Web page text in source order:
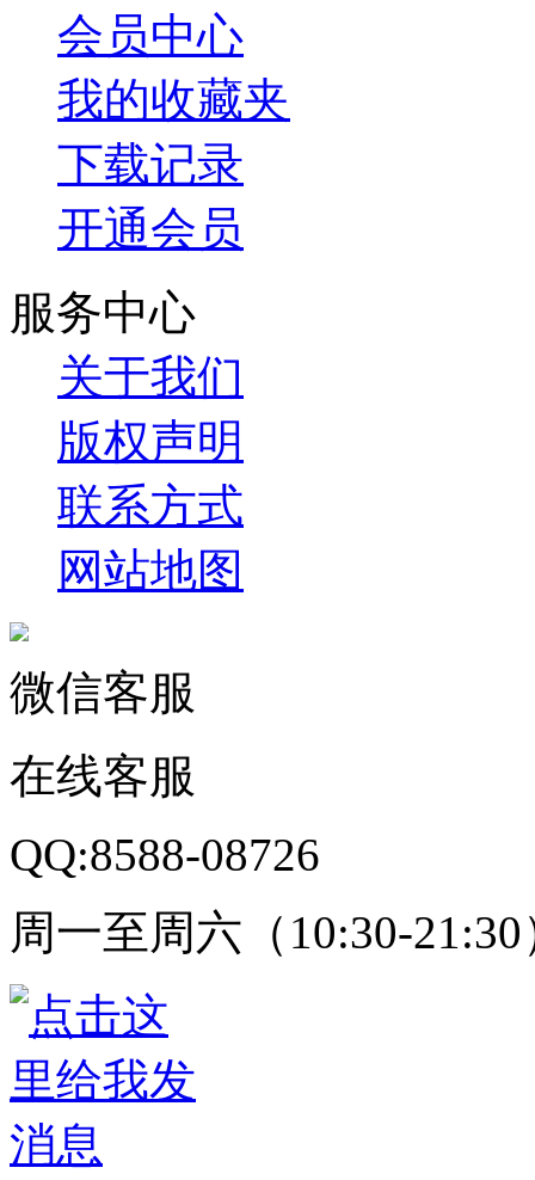
会员中心
我的收藏夹
下载记录
开通会员
服务中心
关于我们
版权声明
联系方式
网站地图
微信客服
在线客服
QQ:8588-08726
周一至周六（10:30-21:30